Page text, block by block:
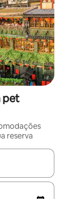
pet
reserva
explore-os